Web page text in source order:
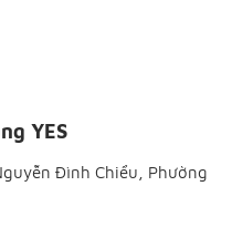
YES
Đình Chiểu, Phường